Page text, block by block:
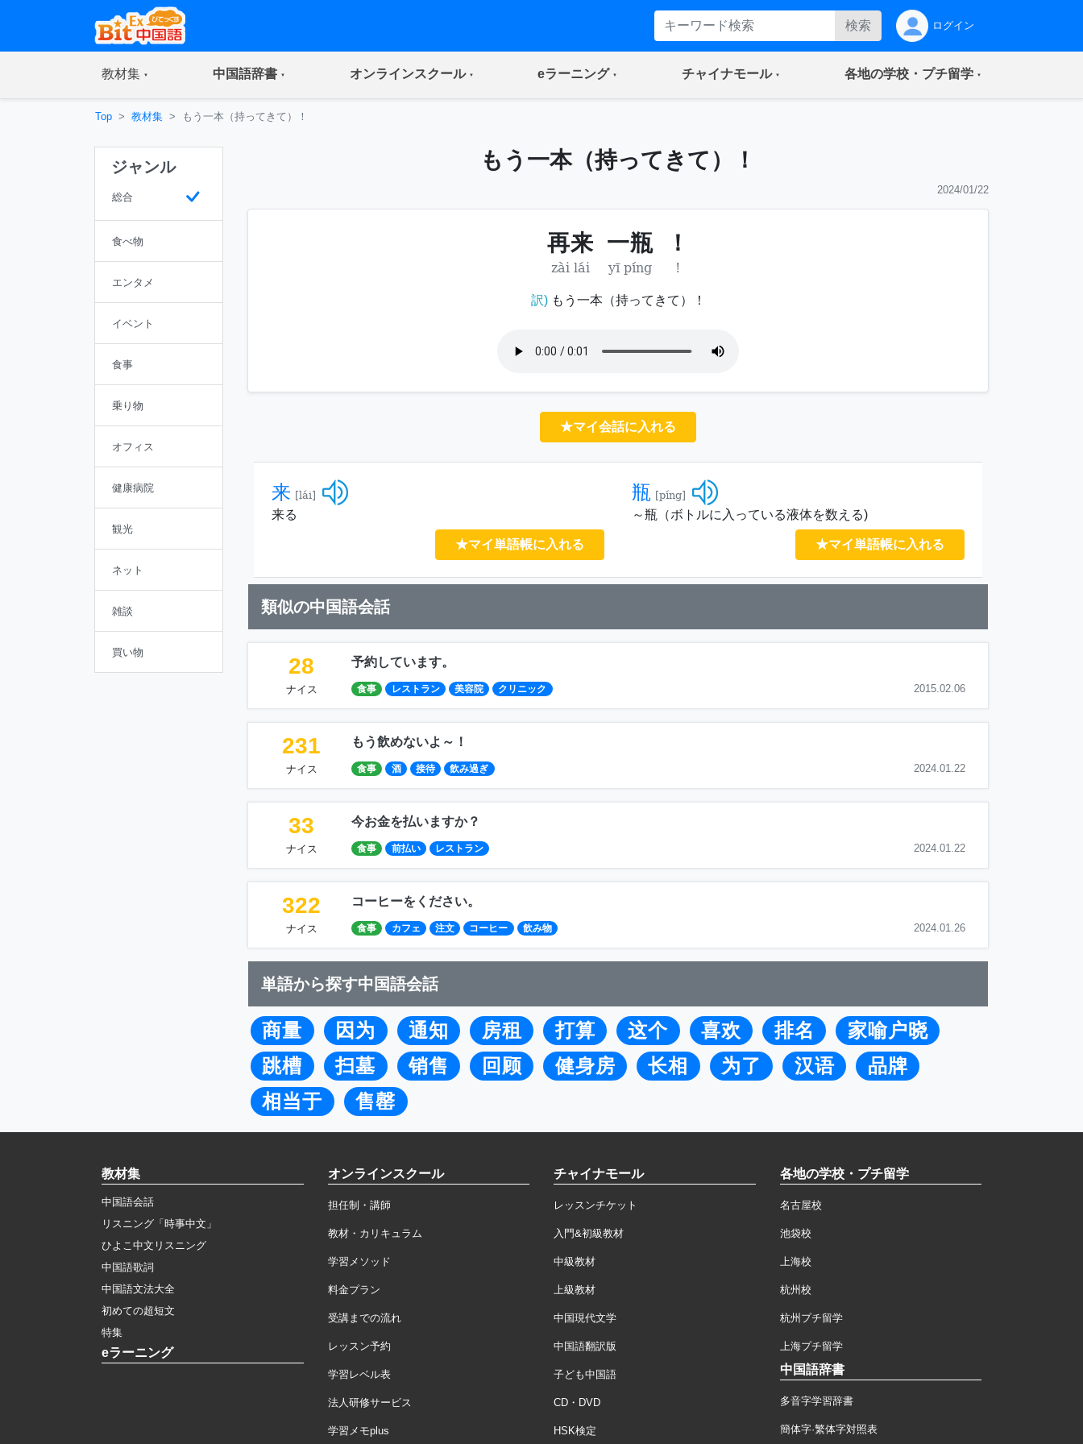
検索 ログイン
教材集(current) 中国語辞書(current) オンラインスクール(current) eラーニング(current) チャイナモール(current) 各地の学校・プチ留学(current)
Top 教材集 もう一本（持ってきて）！
ジャンル
総合
食べ物
エンタメ
イベント
食事
乗り物
オフィス
健康病院
観光
ネット
雑談
買い物
もう一本（持ってきて）！
2024/01/22
再来 一瓶 ！
zài lái yī píng !
訳)もう一本（持ってきて）！
★マイ会話に入れる
来 [lái]
来る
★マイ単語帳に入れる
瓶 [píng]
～瓶（ボトルに入っている液体を数える)
★マイ単語帳に入れる
類似の中国語会話
28
ナイス
予約しています。
食事 レストラン 美容院 クリニック 2015.02.06
231
ナイス
もう飲めないよ～！
食事 酒 接待 飲み過ぎ 2024.01.22
33
ナイス
今お金を払いますか？
食事 前払い レストラン 2024.01.22
322
ナイス
コーヒーをください。
食事 カフェ 注文 コーヒー 飲み物 2024.01.26
単語から探す中国語会話
商量 因为 通知 房租 打算 这个 喜欢 排名
家喻户晓
跳槽
扫墓 销售 回顾 健身房 长相 为了 汉语
品牌
相当于
售罄
教材集
中国語会話
リスニング「時事中文」
ひよこ中文リスニング
中国語歌詞
中国語文法大全
初めての超短文
特集
eラーニング
オンラインスクール
担任制・講師
教材・カリキュラム
学習メソッド
料金プラン
受講までの流れ
レッスン予約
学習レベル表
法人研修サービス
学習メモplus
チャイナモール
レッスンチケット
入門&初級教材
中級教材
上級教材
中国現代文学
中国語翻訳版
子ども中国語
CD・DVD
HSK検定
各地の学校・プチ留学
名古屋校
池袋校
上海校
杭州校
杭州プチ留学
上海プチ留学
中国語辞書
多音字学習辞書
簡体字·繁体字対照表